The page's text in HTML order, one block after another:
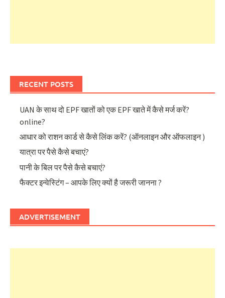
RECENT POSTS
UAN के साथ दो EPF खातों को एक EPF खाते में कैसे मर्ज करें?
online?
आधार को राशन कार्ड से कैसे लिंक करें? (ऑनलाइन और ऑफलाइन )
यात्रा पर पैसे कैसे बचाएं?
पानी के बिल पर पैसे कैसे बचाएं?
फैक्टर इन्वेस्टिंग – आपके लिए क्यों है जरूरी जानना ?
ADVERTISEMENT